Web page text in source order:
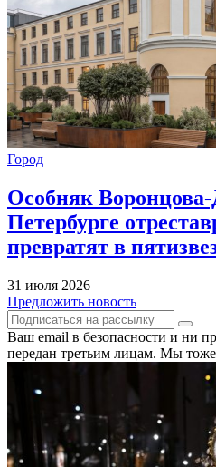
Город
Особняк
Петербурге
превратят в
31 июля 2026
Предложить новость
Ваш email в безопасности и ни
передан третьим лицам. Мы